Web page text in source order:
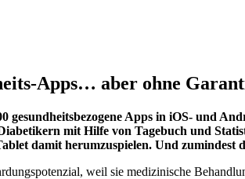
Apps… aber ohne
gesundheitsbezogene Apps in iOS- und
mit Hilfe von Tagebuch und
damit herumzuspielen. Und
weil sie medizinische